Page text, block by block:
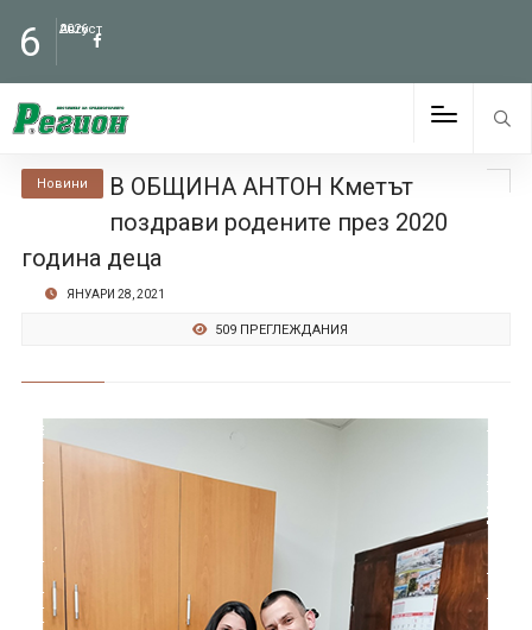
6 Август
2026
Новини
В ОБЩИНА АНТОН Кметът
поздрави родените през 2020
година деца
ЯНУАРИ 28, 2021
509 ПРЕГЛЕЖДАНИЯ